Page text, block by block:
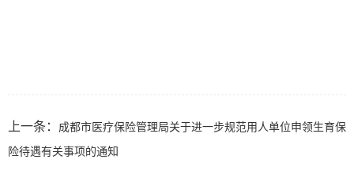
上一条： 成都市医疗保险管理局关于进一步规范用人单位申领生育保
险待遇有关事项的通知